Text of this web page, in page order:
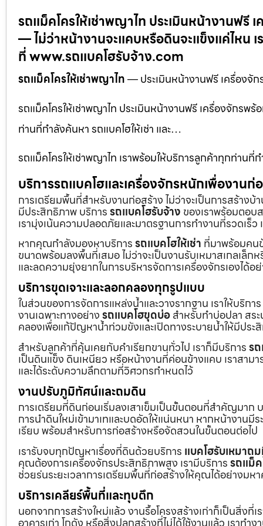
รถแม็คโครให้เช่าพญาไท ประเมินหน้างานฟ
— ไม่ว่าหน้างานจะแคบหรือดินจะแข็งแค่ไหน
ที่ www.รถแบคโฮรับจ้าง.com
รถแม็คโครให้เช่าพญาไท— ประเมินหน้างานฟรี เครื่องจั
รถแม็คโครให้เช่าพญาไท ประเมินหน้างานฟรี เครื่องจักร
ท่านที่กำลังค้นหา รถแบคโฮให้เช่า และ…
รถแม็คโครให้เช่าพญาไท เราพร้อมให้บริการลูกค้าทุกท่านที่
บริการรถแบคโฮและเครื่องจักรหนักเพื่องาน
การเตรียมพื้นที่สำหรับงานก่อสร้าง ไม่ว่าจะเป็นการสร้าง
มีประสิทธิภาพ บริการรถแบคโฮรับจ้าง ของเราพร้อมตอ
เรามุ่งเน้นความปลอดภัยและมาตรฐานการทำงานที่รวดเร็
หากคุณกำลังมองหาบริการรถแบคโฮให้เช่า ที่มาพร้อมคน
ขนาดพร้อมลงพื้นที่เสมอ ไม่ว่าจะเป็นงานรับเหมาสเกลเล็ก
และลดความยุ่งยากในการบริหารจัดการเครื่องจักรเองได้อ
บริการขุดเจาะและลอกคลองทุกรูปแบบ
ในส่วนของการจัดการแหล่งน้ำและวางรากฐาน เราให้บริการ
งานเฉพาะทางอย่างรถแบคโฮขุดบ่อสำหรับทำบ่อปลา สร
คลองเพื่อแก้ปัญหาน้ำท่วมขังและเปิดทางระบายน้ำให้มีปร
สำหรับลูกค้าที่คุ้นเคยกับคำเรียกขานทั่วไป เราก็มีบริการร
เป็นดินแข็ง ดินเหนียว หรือหน้างานที่ค่อนข้างแคบ เราสาม
และได้ระดับความลึกตามที่วิศวกรกำหนดไว้
งานปรับภูมิทัศน์และถมดิน
การเตรียมที่ดินก่อนเริ่มลงเสาเข็มเป็นขั้นตอนที่สำคัญมาก
การนำดินใหม่เข้ามาเทและบดอัดให้แน่นหนา หากหน้างานมี
เรียบ พร้อมสำหรับการก่อสร้างหรือจัดสวนในขั้นตอนต่อไป
เรารับจบทุกปัญหาเรื่องที่ดินด้วยบริการ แบคโฮรับเหมาถ
คุณต้องการเครื่องจักรประสิทธิภาพสูง เรามีบริการรถแม็
ช่วยร่นระยะเวลาการเตรียมพื้นที่ก่อสร้างให้คุณได้อย่างมห
บริการเคลียร์พื้นที่และทุบตึก
นอกจากการสร้างใหม่แล้ว งานรื้อโครงสร้างเก่าก็เป็นสิ่งที่